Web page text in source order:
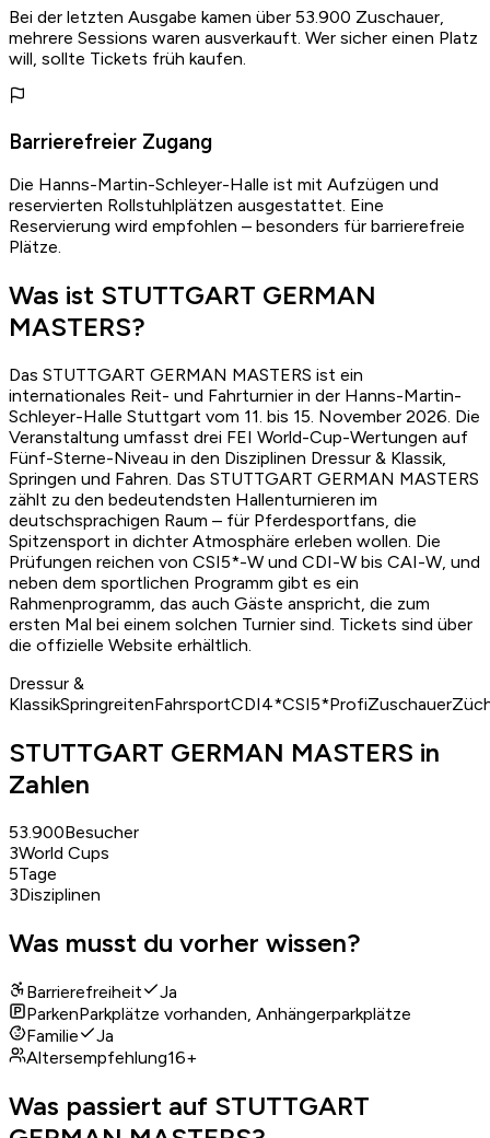
Von Osi zusammengestellt
Fehler gefunden?
Schreib an
osi@ridetreat.de
Problem melden
Bei der letzten Ausgabe kamen über 53.900 Zuschauer,
mehrere Sessions waren ausverkauft. Wer sicher einen Platz
will, sollte Tickets früh kaufen.
Barrierefreier Zugang
Die Hanns-Martin-Schleyer-Halle ist mit Aufzügen und
reservierten Rollstuhlplätzen ausgestattet. Eine
Reservierung wird empfohlen – besonders für barrierefreie
Plätze.
Was ist STUTTGART GERMAN
MASTERS?
Das STUTTGART GERMAN MASTERS ist ein
internationales Reit- und Fahrturnier in der Hanns-Martin-
Schleyer-Halle Stuttgart vom 11. bis 15. November 2026. Die
Veranstaltung umfasst drei FEI World-Cup-Wertungen auf
Fünf-Sterne-Niveau in den Disziplinen Dressur & Klassik,
Springen und Fahren. Das STUTTGART GERMAN MASTERS
zählt zu den bedeutendsten Hallenturnieren im
deutschsprachigen Raum – für Pferdesportfans, die
Spitzensport in dichter Atmosphäre erleben wollen. Die
Prüfungen reichen von CSI5*-W und CDI-W bis CAI-W, und
neben dem sportlichen Programm gibt es ein
Rahmenprogramm, das auch Gäste anspricht, die zum
ersten Mal bei einem solchen Turnier sind. Tickets sind über
die offizielle Website erhältlich.
Dressur &
KlassikSpringreitenFahrsportCDI4*CSI5*ProfiZuschauer
STUTTGART GERMAN MASTERS in
Zahlen
53.900Besucher
3World Cups
5Tage
3Disziplinen
Was musst du vorher wissen?
Barrierefreiheit
Ja
ParkenParkplätze vorhanden, Anhängerparkplätze
Familie
Ja
Altersempfehlung16+
Was passiert auf STUTTGART